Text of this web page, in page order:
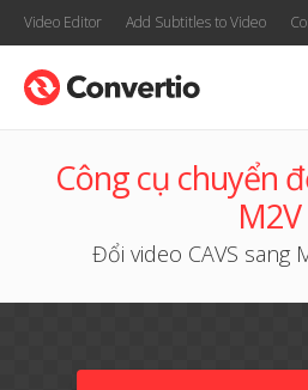
Video Editor Add Subtitles to Video
Công cụ chuyển
M2V
Đổi video CAVS sang